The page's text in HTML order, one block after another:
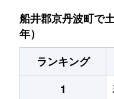
船井郡京丹波町で
年）
ランキング
1